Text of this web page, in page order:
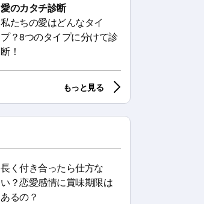
愛のカタチ診断
私たちの愛はどんなタイ
プ？8つのタイプに分けて診
断！
もっと見る
長く付き合ったら仕方な
い？恋愛感情に賞味期限は
あるの？